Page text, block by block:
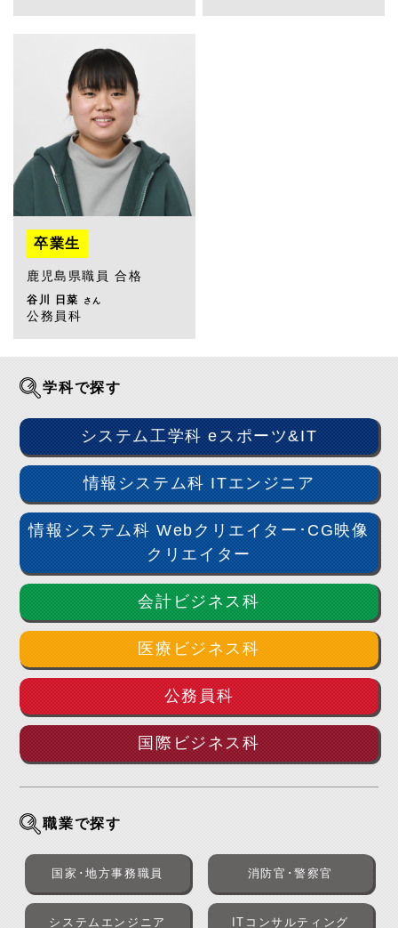
卒業生
鹿児島県職員 合格
谷川 日菜 さん
公務員科
学科で探す
システム工学科 eスポーツ&IT
情報システム科 ITエンジニア
情報システム科 Webクリエイター･CG映像
クリエイター
会計ビジネス科
医療ビジネス科
公務員科
国際ビジネス科
職業で探す
国家･地方事務職員 消防官･警察官
システムエンジニア ITコンサルティング